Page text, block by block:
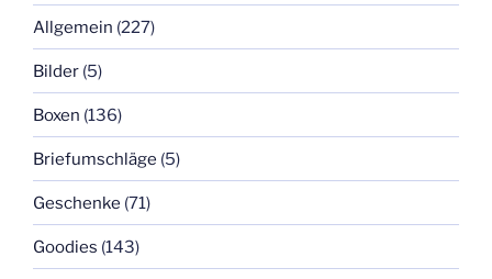
Allgemein (227)
Bilder (5)
Boxen (136)
Briefumschläge (5)
Geschenke (71)
Goodies (143)